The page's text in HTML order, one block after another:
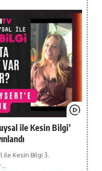
ile Kesin Bilgi’
ile Kesin Bilgi 3.